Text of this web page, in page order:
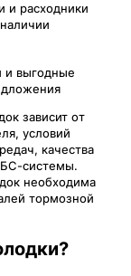
и расходники
и выгодные
зависит от
условий
качества
системы.
необходима
тормозной